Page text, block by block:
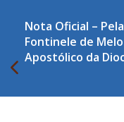
Nota Oficial –
Fontinele de
Apostólico da